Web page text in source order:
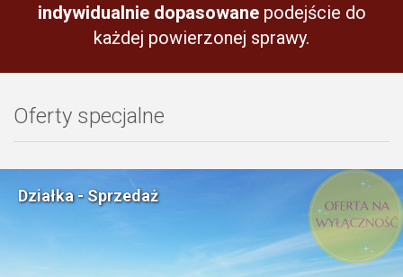
indywidualnie dopasowanepodejście do
każdej powierzonej sprawy.
Oferty specjalne
Mieszkanie - Sprzedaż